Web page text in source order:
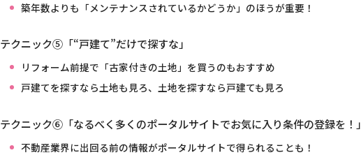
築年数よりも「メンテナンスされているかどうか」のほうが重要！
テクニック⑤「“戸建て”だけで探すな」
リフォーム前提で「古家付きの土地」を買うのもおすすめ
戸建てを探すなら土地も見ろ、土地を探すなら戸建ても見ろ
テクニック⑥「なるべく多くのポータルサイトでお気に入り条件の登録を！」
不動産業界に出回る前の情報がポータルサイトで得られることも！